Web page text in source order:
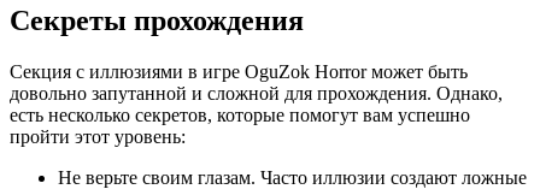
Секреты прохождения
Секция с иллюзиями в игре OguZok Horror может быть
довольно запутанной и сложной для прохождения. Однако,
есть несколько секретов, которые помогут вам успешно
пройти этот уровень:
Не верьте своим глазам. Часто иллюзии создают ложные